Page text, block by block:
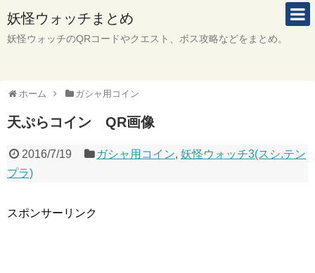
妖怪ウォッチまとめ
妖怪ウォッチのQRコードやクエスト、ボス攻略などをまとめ。
ホーム ガシャ用コイン
天ぷらコイン QR画像
2016/7/19 ガシャ用コイン,妖怪ウォッチ3(スシ.テン
プラ)
スポンサーリンク